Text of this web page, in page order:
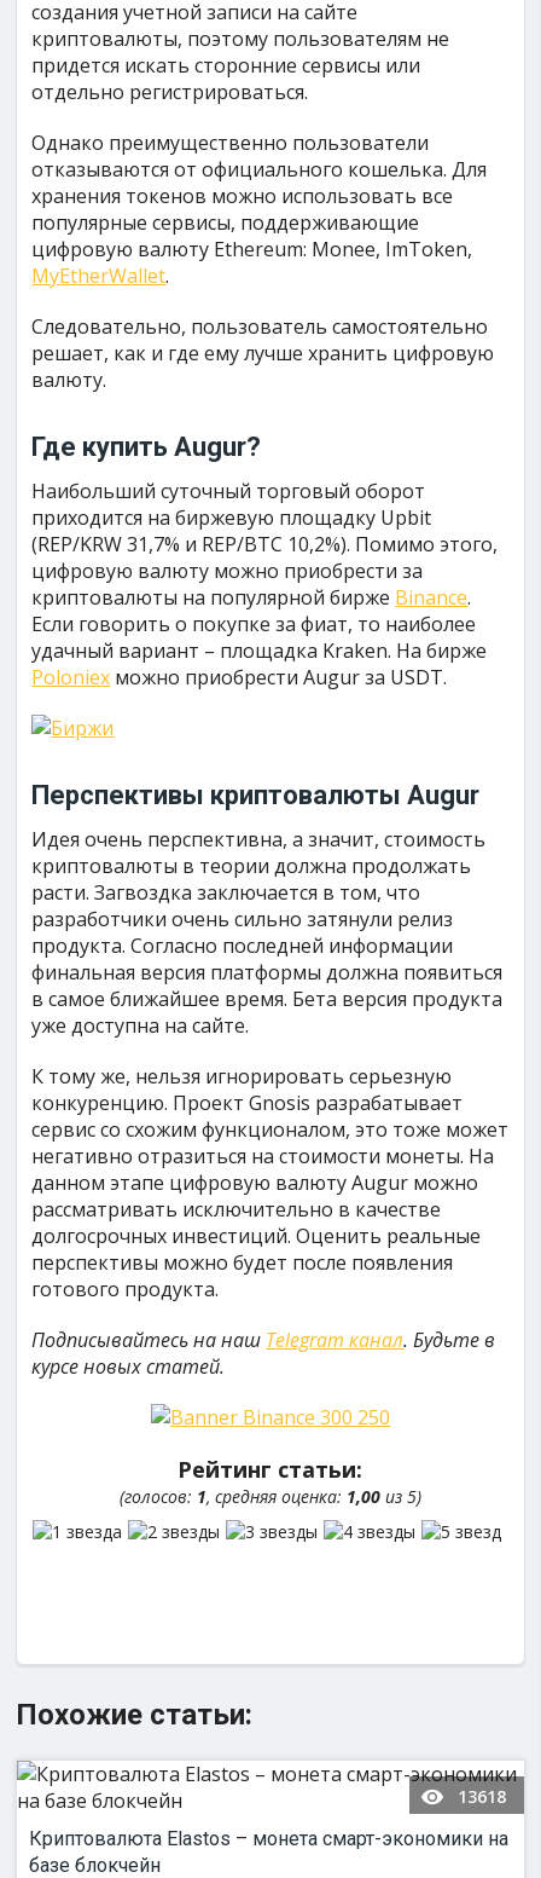
создания учетной записи на сайте
криптовалюты, поэтому пользователям не
придется искать сторонние сервисы или
отдельно регистрироваться.
Однако преимущественно пользователи
отказываются от официального кошелька. Для
хранения токенов можно использовать все
популярные сервисы, поддерживающие
цифровую валюту Ethereum: Monee, ImToken,
MyEtherWallet.
Следовательно, пользователь самостоятельно
решает, как и где ему лучше хранить цифровую
валюту.
Где купить Augur?
Наибольший суточный торговый оборот
приходится на биржевую площадку Upbit
(REP/KRW 31,7% и REP/BTC 10,2%). Помимо этого,
цифровую валюту можно приобрести за
криптовалюты на популярной бирже Binance.
Если говорить о покупке за фиат, то наиболее
удачный вариант – площадка Kraken. На бирже
Poloniex можно приобрести Augur за USDT.
Перспективы криптовалюты Augur
Идея очень перспективна, а значит, стоимость
криптовалюты в теории должна продолжать
расти. Загвоздка заключается в том, что
разработчики очень сильно затянули релиз
продукта. Согласно последней информации
финальная версия платформы должна появиться
в самое ближайшее время. Бета версия продукта
уже доступна на сайте.
К тому же, нельзя игнорировать серьезную
конкуренцию. Проект Gnosis разрабатывает
сервис со схожим функционалом, это тоже может
негативно отразиться на стоимости монеты. На
данном этапе цифровую валюту Augur можно
рассматривать исключительно в качестве
долгосрочных инвестиций. Оценить реальные
перспективы можно будет после появления
готового продукта.
Подписывайтесь на наш Telegram канал. Будьте в
курсе новых статей.
Рейтинг статьи:
(голосов: 1, средняя оценка: 1,00из 5)
Похожие статьи:
13618
Криптовалюта Elastos – монета смарт-экономики на
базе блокчейн